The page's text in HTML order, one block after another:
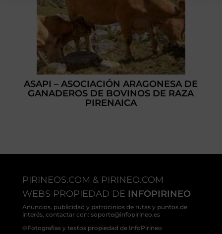
ASAPI – ASOCIACIÓN ARAGONESA DE
GANADEROS DE BOVINOS DE RAZA
PIRENAICA
PIRINEOS.COM & PIRINEO.COM
WEBS PROPIEDAD DE INFOPIRINEO
Anuncios, publicidad y patrocinios de rutas y puntos de
interés, contactar con: soporte@infopirineo.es
©Fotografías y textos propiedad de InfoPirineo